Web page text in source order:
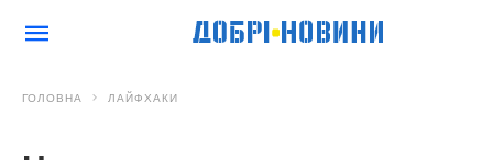
ГОЛОВНА ЛАЙФХАКИ